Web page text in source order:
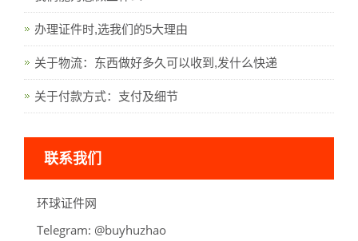
办理证件时,选我们的5大理由
关于物流：东西做好多久可以收到,发什么快递
关于付款方式：支付及细节
联系我们
环球证件网
Telegram: oahzuhyub@